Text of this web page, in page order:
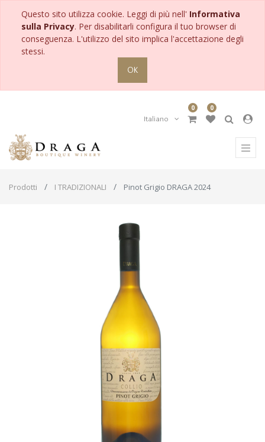
Questo sito utilizza cookie. Leggi di più nell' Informativa
sulla Privacy. Per disabilitarli configura il tuo browser di
conseguenza. L'utilizzo del sito implica l'accettazione degli
stessi.
OK
Italiano
0 0
Prodotti I TRADIZIONALI Pinot Grigio DRAGA 2024